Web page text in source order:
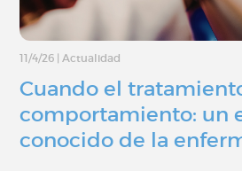
11/4/26 Actualidad
Cuando el
comportamiento: un
conocido de la